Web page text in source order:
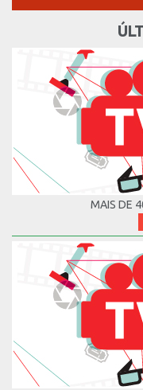
MAIS DE